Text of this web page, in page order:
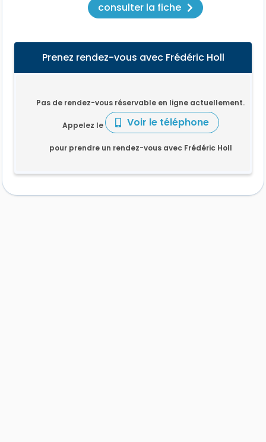
consulter la fiche
Prenez rendez-vous avec Frédéric Holl
Pas de rendez-vous réservable en ligne actuellement.
Appelez le Voir le téléphone
pour prendre un rendez-vous avec Frédéric Holl